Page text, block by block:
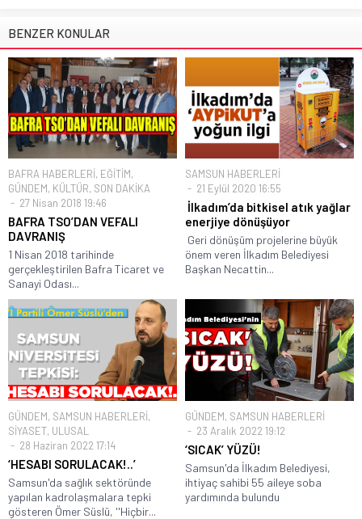
BENZER KONULAR
BAFRA HABERLERİ, EĞİTİM,
GÜNDEM, KÜLTÜR, SON DAKİKA
27 Nisan 2018 19:46
BAFRA TSO’DAN VEFALI
DAVRANIŞ
1 Nisan 2018 tarihinde
gerçekleştirilen Bafra Ticaret ve
Sanayi Odası...
SAMSUN HABERLERİ
21 Eylül 2020 16:55
İlkadım’da bitkisel atık yağlar
enerjiye dönüşüyor
Geri dönüşüm projelerine büyük
önem veren İlkadım Belediyesi
Başkan Necattin...
GÜNDEM, SAMSUN HABERLERİ,
SİYASET, ULUSAL
28 Haziran 2022 17:14
‘HESABI SORULACAK!..’
Samsun'da sağlık sektöründe
yapılan kadrolaşmalara tepki
gösteren Ömer Süslü, ''Hiçbir...
GÜNDEM, SAMSUN HABERLERİ
23 Aralık 2022 19:12
‘SICAK’ YÜZÜ!
Samsun'da İlkadım Belediyesi,
ihtiyaç sahibi 55 aileye soba
yardımında bulundu